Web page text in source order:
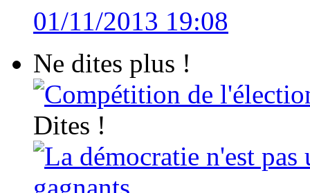
01/11/2013 19:08
Ne dites plus !
Compétition de
Dites !
La démocratie n'est